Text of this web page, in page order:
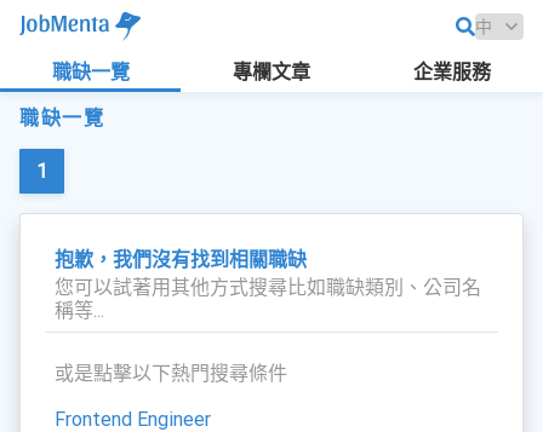
職缺一覽 專欄文章
企業服務
職缺一覽
1
抱歉，我們沒有找到相關職缺
您可以試著用其他方式搜尋比如職缺類別、公司名
稱等...
或是點擊以下熱門搜尋條件
Frontend Engineer